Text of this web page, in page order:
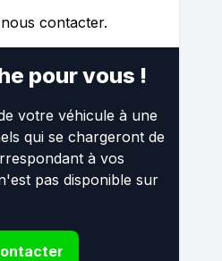
contacter.
pour vous !
votre véhicule à une
qui se chargeront de
à vos
pas disponible sur